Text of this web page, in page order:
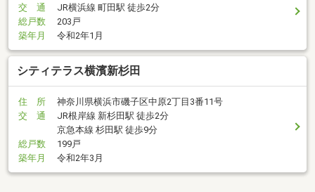
交 通
JR横浜線 町田駅 徒歩2分
総戸数
203戸
築年月
令和2年1月
シティテラス横濱新杉田
住 所
神奈川県横浜市磯子区中原2丁目3番11号
交 通
JR根岸線 新杉田駅 徒歩2分
京急本線 杉田駅 徒歩9分
総戸数
199戸
築年月
令和2年3月